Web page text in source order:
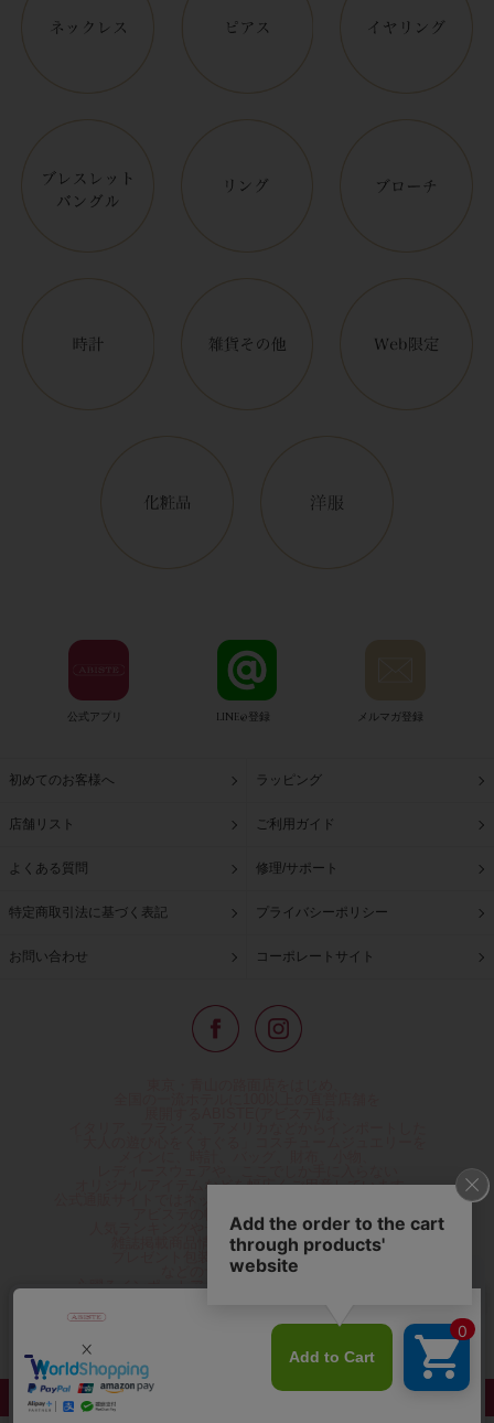
公式アプリ LINE@登録 メルマガ登録
初めてのお客様へ ラッピング
店舗リスト ご利用ガイド
よくある質問 修理/サポート
特定商取引法に基づく表記 プライバシーポリシー
お問い合わせ コーポレートサイト
オリジナルアイテムなどを幅広くご用意しています。
アビステの幅広い商品を取り揃え、
人気ランキングやテレビなどメディア着用商品、
雑誌掲載商品情報を紹介するコンテンツ、
プレゼント包装無料や独自のポイント還元
などのサービスをご提供。
心躍るインポートアクセサリーや時計、小物などで、
夢やときめきを与えられるよう願っています。
◆ギフトラッピング無料/11,000円以上のご注文で送料無料◆
©ABISTE WEB SHOP